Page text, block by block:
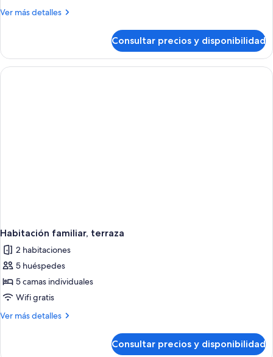
Ver más detalles
Más
cuádruple
familiar
Consultar precios y disponibilidad
Habitación familiar, terraza
2 habitaciones
5 huéspedes
5 camas individuales
Wifi gratis
Ver más detalles
Más
Consultar precios y disponibilidad